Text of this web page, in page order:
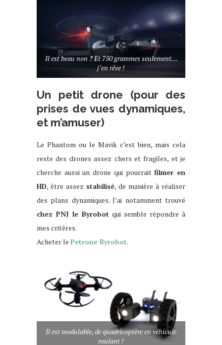
Il est beau non ? Et 750 grammes seulement…
j’en rêve !
Un petit drone (pour des
prises de vues dynamiques,
et m’amuser)
Le Phantom ou le Mavik c’est bien, mais cela
reste des drones assez chers et fragiles, et je
cherche aussi un drone qui pourraitfilmer en
HD, être assez stabilisé, de manière à réaliser
des plans dynamiques. J’ai notamment trouvé
chez PNJ le Byrobot qui semble répondre à
mes critères.
Acheter le Petrone Byrobot.
Il est modulable, de quadricoptère en véhicule
roulant !